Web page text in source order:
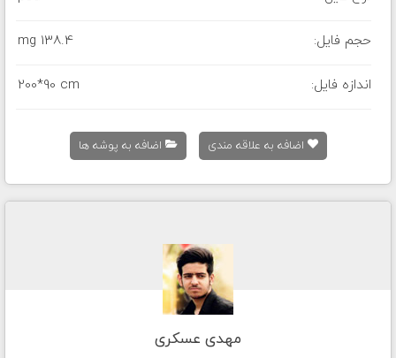
حجم فایل: 138.4 mg
اندازه فایل: 200*90 cm
اضافه به علاقه مندی اضافه به پوشه ها
مهدی عسکری